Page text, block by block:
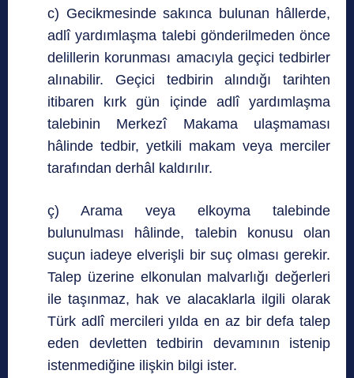
c) Gecikmesinde sakınca bulunan hâllerde,
adlî yardımlaşma talebi gönderilmeden önce
delillerin korunması amacıyla geçici tedbirler
alınabilir. Geçici tedbirin alındığı tarihten
itibaren kırk gün içinde adlî yardımlaşma
talebinin Merkezî Makama ulaşmaması
hâlinde tedbir, yetkili makam veya merciler
tarafından derhâl kaldırılır.
ç) Arama veya elkoyma talebinde
bulunulması hâlinde, talebin konusu olan
suçun iadeye elverişli bir suç olması gerekir.
Talep üzerine elkonulan malvarlığı değerleri
ile taşınmaz, hak ve alacaklarla ilgili olarak
Türk adlî mercileri yılda en az bir defa talep
eden devletten tedbirin devamının istenip
istenmediğine ilişkin bilgi ister.